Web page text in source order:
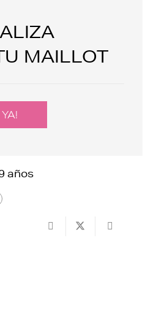
MAILLOT
años